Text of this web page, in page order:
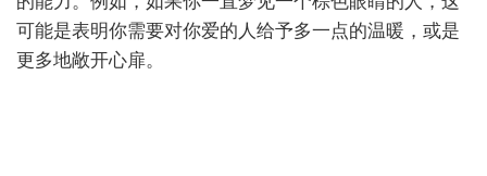
可能是表明你需要对你爱的人给予多一点的温暖，或是
更多地敞开心扉。